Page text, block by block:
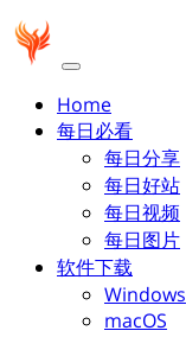
Home
每日必看
每日分享
每日好站
每日视频
每日图片
软件下载
Windows
macOS